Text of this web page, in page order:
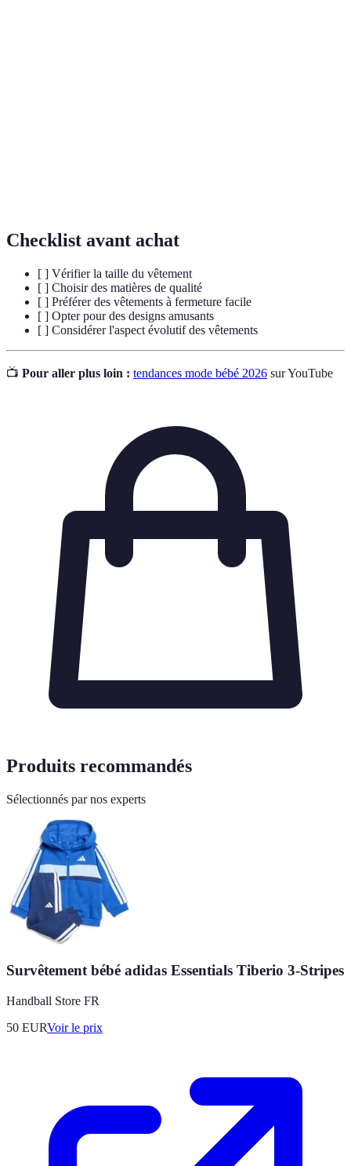
Checklist avant achat
[ ] Vérifier la taille du vêtement
[ ] Choisir des matières de qualité
[ ] Préférer des vêtements à fermeture facile
[ ] Opter pour des designs amusants
[ ] Considérer l'aspect évolutif des vêtements
📺 Pour aller plus loin : tendances mode bébé 2026 sur YouTube
Produits recommandés
Sélectionnés par nos experts
Survêtement bébé adidas Essentials Tiberio 3-Stripes
Handball Store FR
50 EURVoir le prix